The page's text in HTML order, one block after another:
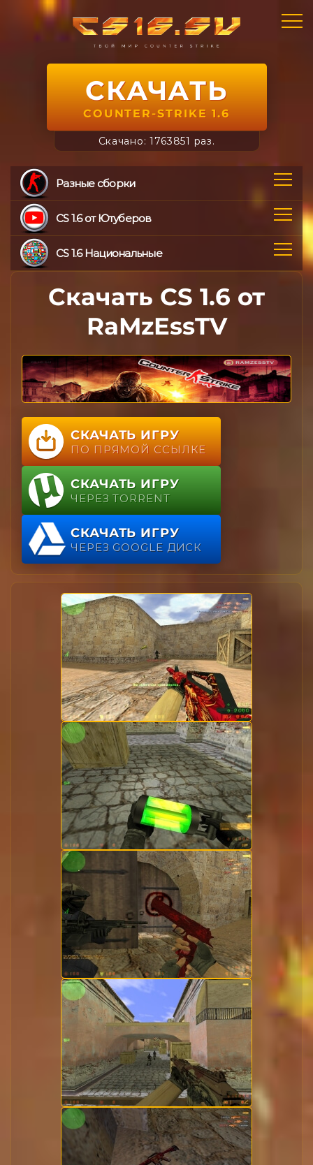
СКАЧАТЬ
COUNTER-STRIKE 1.6
Скачано: 1763851 раз.
Разные сборки
CS 1.6 от Ютуберов
CS 1.6 Национальные
Скачать CS 1.6 от
RaMzEssTV
СКАЧАТЬ ИГРУ
ПО ПРЯМОЙ ССЫЛКЕ
СКАЧАТЬ ИГРУ
ЧЕРЕЗ TORRENT
СКАЧАТЬ ИГРУ
ЧЕРЕЗ GOOGLE ДИСК